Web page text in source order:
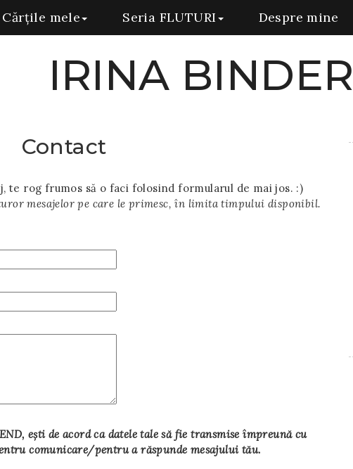
Cărțile mele Seria FLUTURI Despre mine
IRINA BINDER
Contact
te rog frumos să o faci folosind formularul de mai jos. :)
mesajelor pe care le primesc, în limita timpului disponibil.
ești de acord ca datele tale să fie transmise împreună cu
comunicare/pentru a răspunde mesajului tău.